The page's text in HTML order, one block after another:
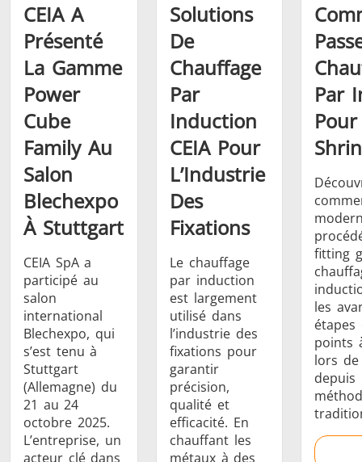
Générateur et
Contrôleur
Générateurs
Série SH
Têtes de
chauffe
Aérospatiale Automobile
données
CEIA A
Présenté
La Gamme
Power
Cube
Family Au
Salon
Blechexpo
À Stuttgart
CEIA SpA a
participé au
salon
international
Blechexpo, qui
s’est tenu à
Stuttgart
(Allemagne) du
21 au 24
octobre 2025.
L’entreprise, un
acteur clé dans
Solutions
De
Chauffage
Par
Induction
CEIA Pour
L’Industrie
Des
Fixations
Le chauffage
par induction
est largement
utilisé dans
l’industrie des
fixations pour
garantir
précision,
qualité et
efficacité. En
chauffant les
métaux à des
Par
fitting
les
étapes
points
lors
depuis